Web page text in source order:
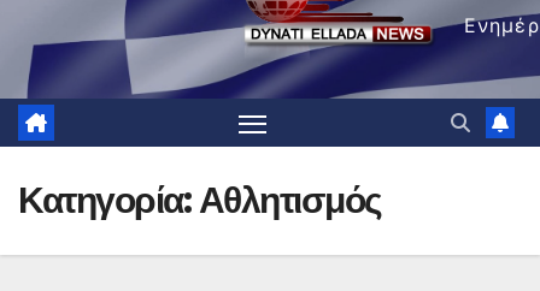
Κατηγορία:Αθλητισμός